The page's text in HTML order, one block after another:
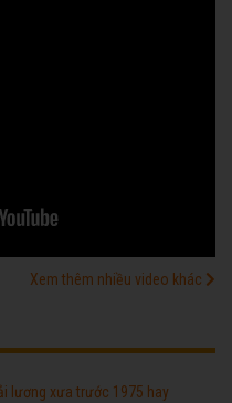
Xem thêm nhiều video khác
lương xưa trước 1975 hay